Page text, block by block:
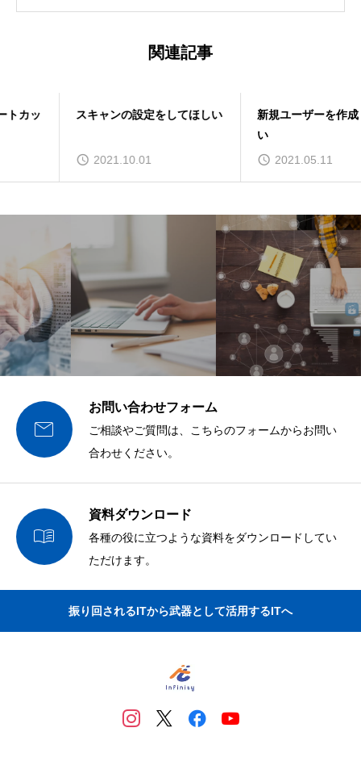
関連記事
スキャンの設定をしてほしい
2021.10.01
新規ユーザーを作成してほし
2021.05.11

お問い合わせフォーム
ご相談やご質問は、こちらのフォームからお問い
合わせください。

資料ダウンロード
各種の役に立つような資料をダウンロードしてい
ただけます。
振り回されるITから武器として活用するITへ